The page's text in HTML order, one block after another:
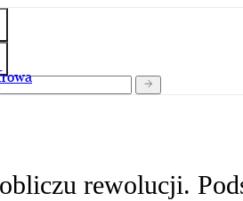
rewolucji.